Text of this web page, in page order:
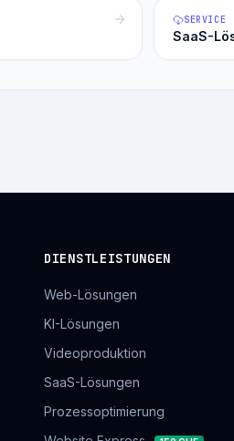
SERVICE
SaaS-
DIENSTLEISTUNGEN
Web-Lösungen
KI-Lösungen
Videoproduktion
SaaS-Lösungen
Prozessoptimierung